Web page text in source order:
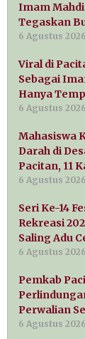
Imam
Tegaskan
6 Agustus 2026
Viral di
Sebagai
Hanya
6 Agustus 2026
Mahasiswa
Darah di
Pacitan, 11
6 Agustus 2026
Seri Ke-14
Rekreasi
Saling Adu
6 Agustus 2026
Pemkab
Perwalian
6 Agustus 2026